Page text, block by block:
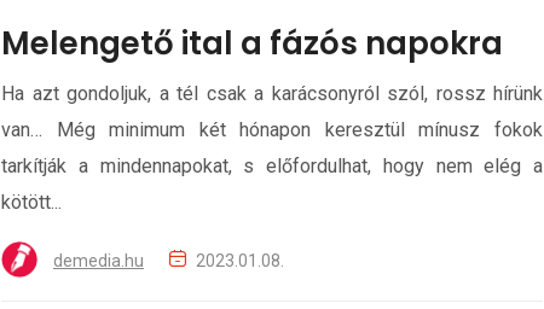
Melengető ital a fázós napokra
Ha azt gondoljuk, a tél csak a karácsonyról szól, rossz hírünk
van… Még minimum két hónapon keresztül mínusz fokok
tarkítják a mindennapokat, s előfordulhat, hogy nem elég a
kötött...
demedia.hu 2023.01.08.